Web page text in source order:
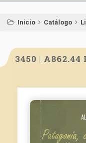
Inicio Catálogo
3450 | A862.44